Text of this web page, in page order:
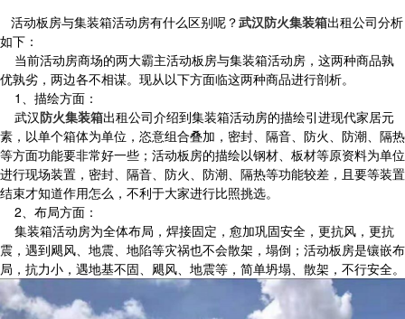
活动板房与集装箱活动房有什么区别呢？武汉防火集装箱出租公司分析
如下：
当前活动房商场的两大霸主活动板房与集装箱活动房，这两种商品孰
优孰劣，两边各不相谋。现从以下方面临这两种商品进行剖析。
1、描绘方面：
武汉防火集装箱出租公司介绍到集装箱活动房的描绘引进现代家居元
素，以单个箱体为单位，恣意组合叠加，密封、隔音、防火、防潮、隔热
等方面功能要非常好一些；活动板房的描绘以钢材、板材等原资料为单位
进行现场装置，密封、隔音、防火、防潮、隔热等功能较差，且要等装置
结束才知道作用怎么，不利于大家进行比照挑选。
2、布局方面：
集装箱活动房为全体布局，焊接固定，愈加巩固安全，更抗风，更抗
震，遇到飓风、地震、地陷等灾祸也不会散架，塌倒；活动板房是镶嵌布
局，抗力小，遇地基不固、飓风、地震等，简单坍塌、散架，不行安全。